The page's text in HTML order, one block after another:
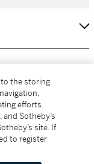
to the storing
efforts.
and Sotheby’s
site. If
to register